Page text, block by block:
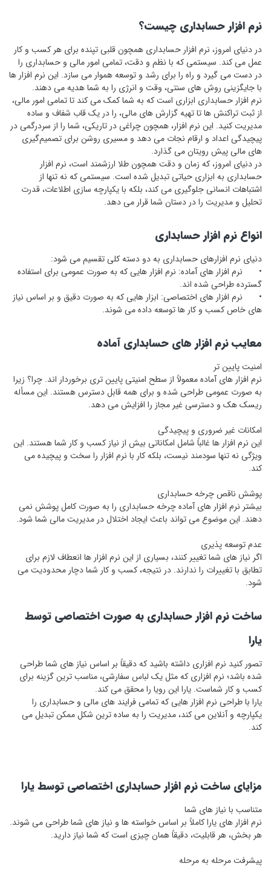
نرم ‌افزار حسابداری چیست؟
در دنیای امروز، نرم ‌افزار حسابداری همچون قلبی تپنده برای هر کسب و کار
عمل می‌ کند. سیستمی که با نظم و دقت، تمامی امور مالی و حسابداری را
در دست می ‌گیرد و راه را برای رشد و توسعه هموار می ‌سازد. این نرم ‌افزار ها
با جایگزینی روش‌ های سنتی، وقت و انرژی را به شما هدیه می ‌دهند.
نرم‌ افزار حسابداری ابزاری است که به شما کمک می‌ کند تا تمامی امور مالی،
از ثبت تراکنش‌ ها تا تهیه گزارش‌ های مالی، را در یک قاب شفاف و ساده
مدیریت کنید. این نرم ‌افزار، همچون چراغی در تاریکی، شما را از سردرگمی در
پیچیدگی اعداد و ارقام نجات می‌ دهد و مسیری روشن برای تصمیم‌گیری‌
های مالی پیش رویتان می‌ گذارد.
در دنیای امروز، که زمان و دقت همچون طلا ارزشمند است، نرم‌ افزار
حسابداری به ابزاری حیاتی تبدیل شده است. سیستمی که نه تنها از
اشتباهات انسانی جلوگیری می‌ کند، بلکه با یکپارچه ‌سازی اطلاعات، قدرت
تحلیل و مدیریت را در دستان شما قرار می ‌دهد.
انواع نرم‌ افزار حسابداری
دنیای نرم ‌افزارهای حسابداری به دو دسته کلی تقسیم می ‌شود:
•
نرم‌ افزار های آماده: نرم ‌افزار هایی که به صورت عمومی برای استفاده
گسترده طراحی شده ‌اند.
•
نرم‌ افزار های اختصاصی: ابزار هایی که به صورت دقیق و بر اساس نیاز
های خاص کسب و کار ها توسعه داده می ‌شوند.
معایب نرم ‌افزار های حسابداری آماده
امنیت پایین ‌تر
نرم‌ افزار های آماده معمولاً از سطح امنیتی پایین ‌تری برخوردار اند. چرا؟ زیرا
به صورت عمومی طراحی شده و برای همه قابل دسترس هستند. این مسأله
ریسک هک و دسترسی غیر مجاز را افزایش می ‌دهد.
امکانات غیر ضروری و پیچیدگی
این نرم‌ افزار ها غالباً شامل امکاناتی بیش از نیاز کسب ‌و کار شما هستند. این
ویژگی نه تنها سودمند نیست، بلکه کار با نرم‌ افزار را سخت و پیچیده می
‌کند.
پوشش ناقص چرخه حسابداری
بیشتر نرم ‌افزار های آماده چرخه حسابداری را به صورت کامل پوشش نمی‌
دهند. این موضوع می‌ تواند باعث ایجاد اختلال در مدیریت مالی شما شود.
عدم توسعه ‌پذیری
اگر نیاز های شما تغییر کنند، بسیاری از این نرم ‌افزار ها انعطاف لازم برای
تطابق با تغییرات را ندارند. در نتیجه، کسب ‌و کار شما دچار محدودیت می‌
شود.
ساخت نرم‌ افزار حسابداری به صورت اختصاصی توسط
یارا
تصور کنید نرم ‌افزاری داشته باشید که دقیقاً بر اساس نیاز های شما طراحی
شده باشد؛ نرم ‌افزاری که مثل یک لباس سفارشی، مناسب‌ ترین گزینه برای
کسب‌ و کار شماست. یارا این رویا را محقق می ‌کند.
یارا با طراحی نرم ‌افزار هایی که تمامی فرایند های مالی و حسابداری را
یکپارچه و آنلاین می ‌کند، مدیریت را به ساده‌ ترین شکل ممکن تبدیل می
‌کند.
مزایای ساخت نرم ‌افزار حسابداری اختصاصی توسط یارا
متناسب با نیاز های شما
نرم‌ افزار های یارا کاملاً بر اساس خواسته ‌ها و نیاز های شما طراحی می ‌شوند.
هر بخش، هر قابلیت، دقیقاً همان چیزی است که شما نیاز دارید.
پیشرفت مرحله به مرحله